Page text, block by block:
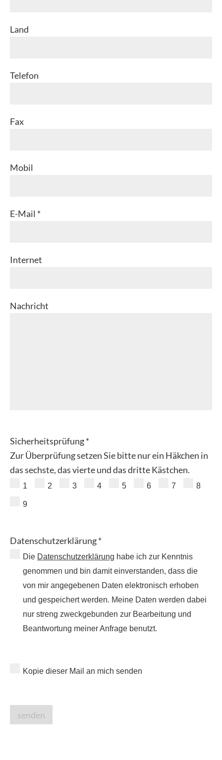
Land
Telefon
Fax
Mobil
E-Mail *
Internet
Nachricht
Sicherheitsprüfung *
Zur Überprüfung setzen Sie bitte nur ein Häkchen in
das sechste, das vierte und das dritte Kästchen.
1 2 3 4 5 6 7 8
9
Datenschutzerklärung *
Die Datenschutzerklärung habe ich zur Kenntnis
genommen und bin damit einverstanden, dass die
von mir angegebenen Daten elektronisch erhoben
und gespeichert werden. Meine Daten werden dabei
nur streng zweckgebunden zur Bearbeitung und
Beantwortung meiner Anfrage benutzt.
Kopie dieser Mail an mich senden